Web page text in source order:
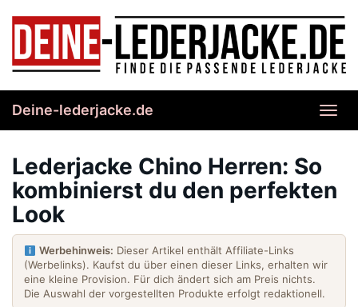
content
Deine-lederjacke.de
Lederjacke Chino Herren: So
kombinierst du den perfekten
Look
Werbehinweis: Dieser Artikel enthält Affiliate-Links
(Werbelinks). Kaufst du über einen dieser Links, erhalten wir
eine kleine Provision. Für dich ändert sich am Preis nichts.
Die Auswahl der vorgestellten Produkte erfolgt redaktionell.